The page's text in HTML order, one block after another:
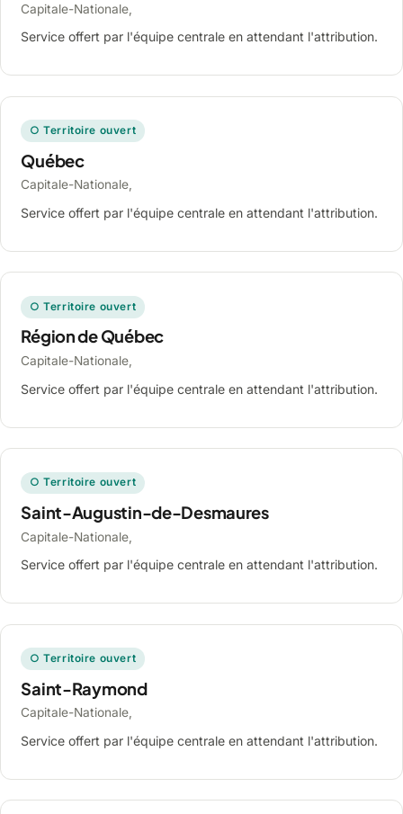
Capitale-Nationale,
Service offert par l'équipe centrale en attendant l'attribution.
○ Territoire ouvert
Québec
Capitale-Nationale,
Service offert par l'équipe centrale en attendant l'attribution.
○ Territoire ouvert
Région de Québec
Capitale-Nationale,
Service offert par l'équipe centrale en attendant l'attribution.
○ Territoire ouvert
Saint-Augustin-de-Desmaures
Capitale-Nationale,
Service offert par l'équipe centrale en attendant l'attribution.
○ Territoire ouvert
Saint-Raymond
Capitale-Nationale,
Service offert par l'équipe centrale en attendant l'attribution.